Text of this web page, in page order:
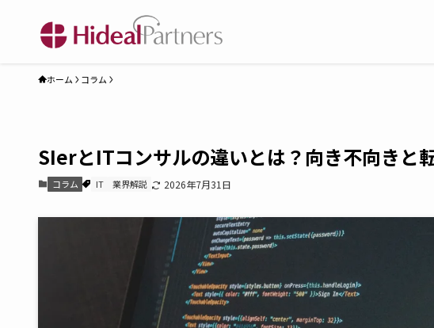
ホーム コラム
SIerとITコンサルの違いとは？向き不向きと
コラム IT 業界解説 2026年7月31日